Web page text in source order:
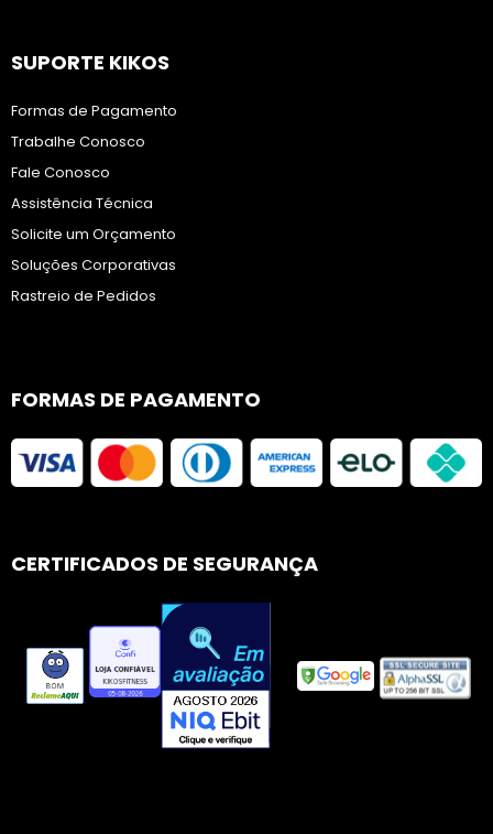
SUPORTE KIKOS
Formas de Pagamento
Trabalhe Conosco
Fale Conosco
Assistência Técnica
Solicite um Orçamento
Soluções Corporativas
Rastreio de Pedidos
FORMAS DE PAGAMENTO
CERTIFICADOS DE SEGURANÇA